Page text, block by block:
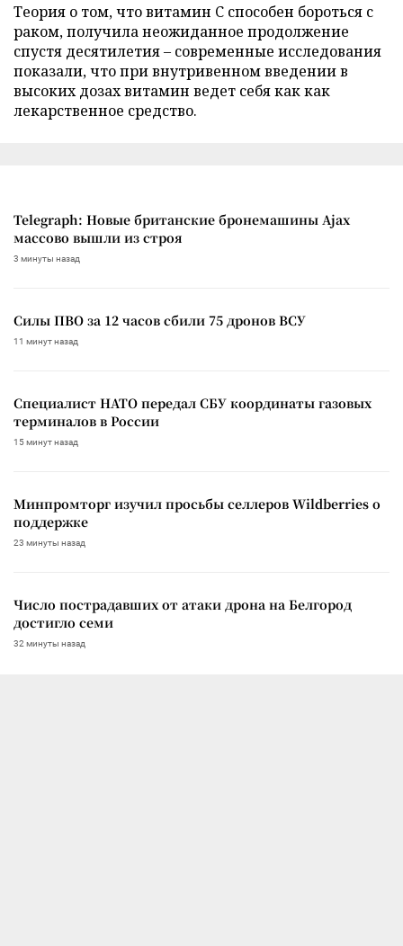
Теория о том, что витамин C способен бороться с
раком, получила неожиданное продолжение
спустя десятилетия – современные исследования
показали, что при внутривенном введении в
высоких дозах витамин ведет себя как как
лекарственное средство.
Telegraph: Новые британские бронемашины Ajax
массово вышли из строя
3 минуты назад
Силы ПВО за 12 часов сбили 75 дронов ВСУ
11 минут назад
Специалист НАТО передал СБУ координаты газовых
терминалов в России
15 минут назад
Минпромторг изучил просьбы селлеров Wildberries о
поддержке
23 минуты назад
Число пострадавших от атаки дрона на Белгород
достигло семи
32 минуты назад